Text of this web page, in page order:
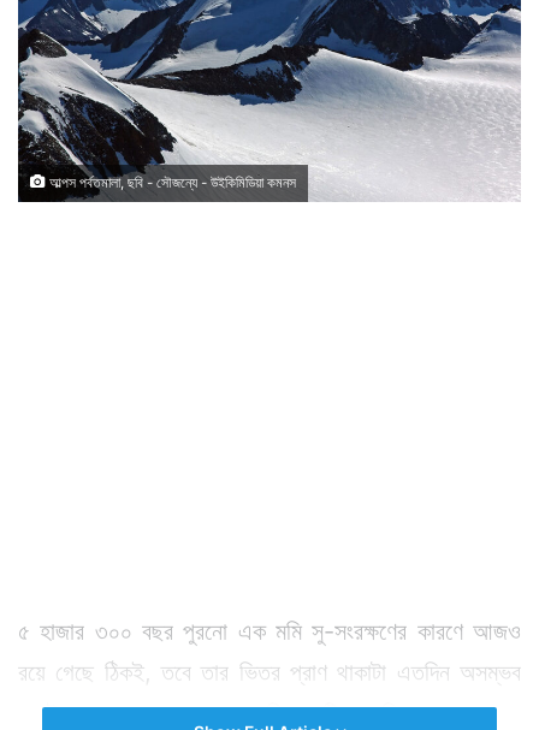
আল্পস পর্বতমালা, ছবি - সৌজন্যে - উইকিমিডিয়া কমনস
৫ হাজার ৩০০ বছর পুরনো এক মমি সু-সংরক্ষণের কারণে আজও
রয়ে গেছে ঠিকই, তবে তার ভিতর প্রাণ থাকাটা এতদিন অসম্ভব
বলেই মনে হয়েছে সকলের। মমি একটি পদ্ধতি যার হাত ধরে